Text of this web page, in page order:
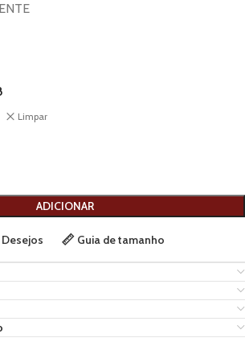
Limpar
ADICIONAR
Guia de tamanho